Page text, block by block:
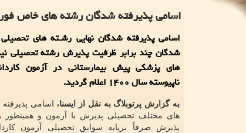
اسامی پذیرفته شدگان رشته های خاص
اسامی پذیرفته شدگان نهایی رشـته های
شدگان چند برابر ظرفیت پذیرش رشته تحصیلی
های پزشکی پیش بیمارستانی در آزمون
ناپیوسته سال ۱۴۰۰ اعلام گردید.
به گزارش پرتوبلاگ به نقل از ایسنا،
اسامی
های مختلف تحصیلی پذیرش با آزمون و همینطور
پذیرش صرفاً برپایه سوابق تحصیلی آزمون